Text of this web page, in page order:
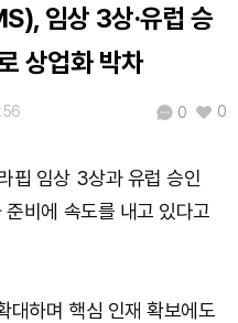
임상 3상·유럽 승
상업화 박차
0 0
핍 임상 3상과 유럽 승인
비에 속도를 내고 있다고
대하며 핵심 인재 확보에도